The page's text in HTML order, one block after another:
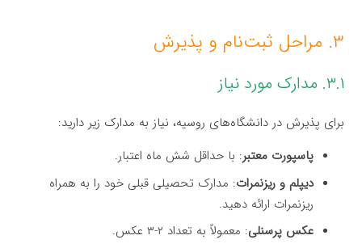
۳. مراحل ثبت‌نام و پذیرش
۳.۱. مدارک مورد نیاز
برای پذیرش در دانشگاه‌های روسیه، نیاز به مدارک زیر دارید:
پاسپورت معتبر: با حداقل شش ماه اعتبار.
دیپلم و ریزنمرات: مدارک تحصیلی قبلی خود را به همراه
ریزنمرات ارائه دهید.
عکس پرسنلی: معمولاً به تعداد ۲-۳ عکس.